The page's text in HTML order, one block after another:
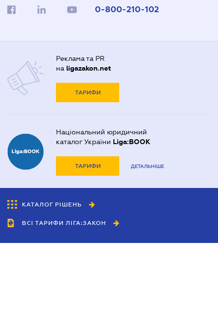
0-800-210-102
Реклама та PR
на ligazakon.net
ТАРИФИ
Національний юридичний
каталог України Liga:BOOK
ТАРИФИ ДЕТАЛЬНІШЕ
КАТАЛОГ РІШЕНЬ
ВСІ ТАРИФИ ЛІГА:ЗАКОН